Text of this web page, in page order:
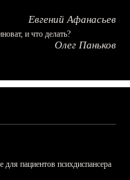
Евгений Афанасьев
и что делать?
Олег Паньков
для пациентов психдиспансера